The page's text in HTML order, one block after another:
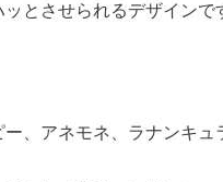
とさせられるデザインで
ー、アネモネ、ラナンキュ